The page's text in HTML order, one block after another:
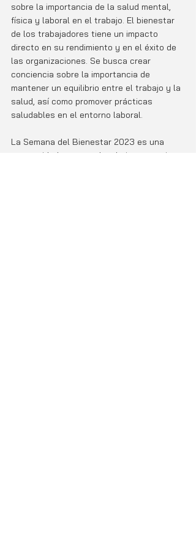
sobre la importancia de la salud mental,
física y laboral en el trabajo. El bienestar
de los trabajadores tiene un impacto
directo en su rendimiento y en el éxito de
las organizaciones. Se busca crear
conciencia sobre la importancia de
mantener un equilibrio entre el trabajo y la
salud, así como promover prácticas
saludables en el entorno laboral.
La Semana del Bienestar 2023 es una
oportunidad para resaltar la importancia